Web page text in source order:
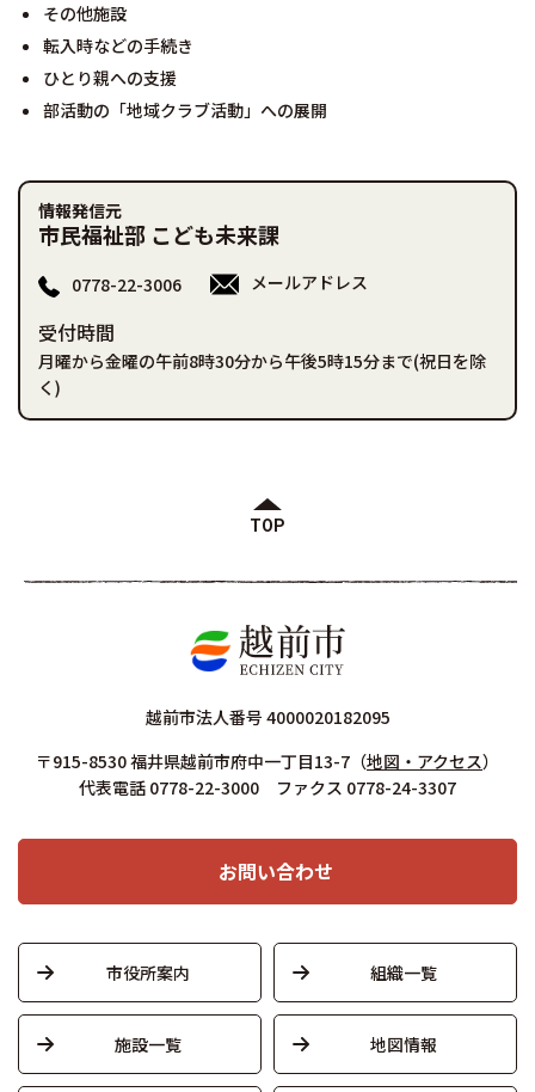
その他施設
転入時などの手続き
ひとり親への支援
部活動の「地域クラブ活動」への展開
情報発信元
市民福祉部 こども未来課
0778-22-3006 メールアドレス
受付時間
月曜から金曜の午前8時30分から午後5時15分まで(祝日を除
く)
TOP
越前市法人番号 4000020182095
〒915-8530 福井県越前市府中一丁目13-7 （地図・アクセス）
代表電話 0778-22-3000 ファクス 0778-24-3307
お問い合わせ
市役所案内 組織一覧
施設一覧 地図情報